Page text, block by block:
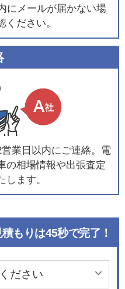
にメールが届かない場
ください。
業日以内にご連絡。電
の相場情報や出張査定
ます。
もりは45秒で完了！